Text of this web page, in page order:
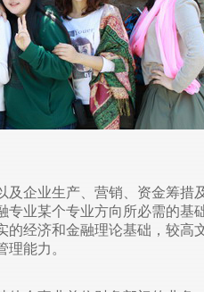
企业生产、营销、资金筹措
业某个专业方向所必需的基
经济和金融理论基础，较高
能力。